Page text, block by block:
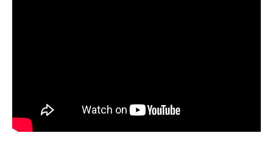
ちょっと気になるネットの話題